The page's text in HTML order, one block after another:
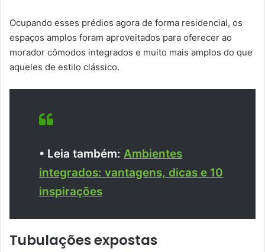
Ocupando esses prédios agora de forma residencial, os
espaços amplos foram aproveitados para oferecer ao
morador cômodos integrados e muito mais amplos do que
aqueles de estilo clássico.
• Leia também: Ambientes
integrados: vantagens, dicas e 10
inspirações
Tubulações expostas